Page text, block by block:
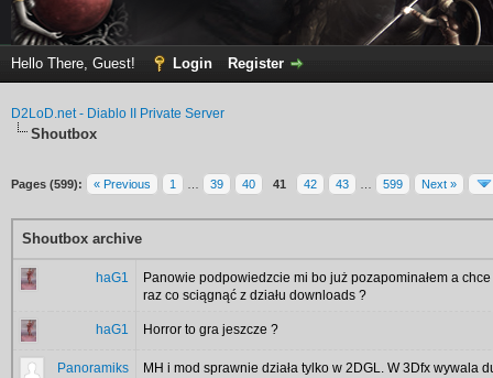
Hello There, Guest! Login Register
D2LoD.net - Diablo II Private Server
Shoutbox
Pages (599): « Previous 1 39 40 41 42 43 599 Next »
Shoutbox archive
haG1
Panowie podpowiedzcie mi bo już pozapominałem a
raz co sciągnąć z działu downloads ?
haG1 Horror to gra jeszcze ?
Panoramiks MH i mod sprawnie działa tylko w 2DGL. W 3Dfx wywala